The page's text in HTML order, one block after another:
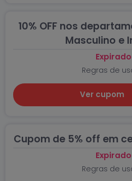
10% OFF nos
Masculino e
Expirado
Regras de
Ver cupom
Cupom de 5% off em
Expirado
Regras de